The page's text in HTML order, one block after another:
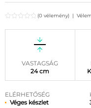
(0 vélemény) |
VASTAGSÁG
24 cm
ELÉRHETŐSÉG
Véges készlet